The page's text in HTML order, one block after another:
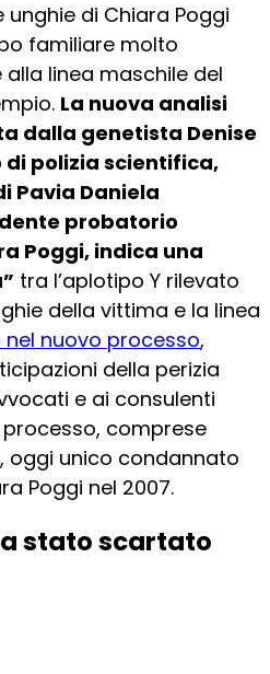
unghie di Chiara Poggi
familiare molto
linea maschile del
La nuova analisi
dalla genetista Denise
polizia scientifica,
Pavia Daniela
probatorio
Poggi, indica una
tra l’aplotipo Y rilevato
della vittima e la linea
nuovo processo,
della perizia
e ai consulenti
comprese
oggi unico condannato
Poggi nel 2007.
stato scartato